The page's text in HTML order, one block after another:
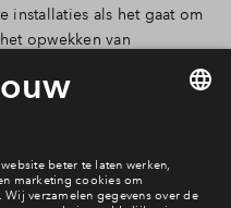
installaties als het gaat om
opwekken van
isolatie van muren, gevels
voorbereid op de toekomst
op je maandelijks
om te kiezen voor een